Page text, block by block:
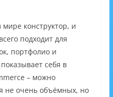
конструктор, и
подходит для
портфолио и
себя в
– можно
не очень объёмных, но